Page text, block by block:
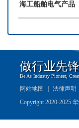
海工船舶电气产品
做行业先
Be As Industry Pioneer,
网站地图 法律声明
Copyright 2020-2025